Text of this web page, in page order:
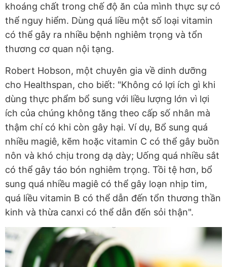
khoáng chất trong chế độ ăn của mình thực sự có
thể nguy hiểm. Dùng quá liều một số loại vitamin
có thể gây ra nhiều bệnh nghiêm trọng và tổn
thương cơ quan nội tạng.
Robert Hobson, một chuyên gia về dinh dưỡng
cho Healthspan, cho biết: "Không có lợi ích gì khi
dùng thực phẩm bổ sung với liều lượng lớn vì lợi
ích của chúng không tăng theo cấp số nhân mà
thậm chí có khi còn gây hại. Ví dụ, Bổ sung quá
nhiều magiê, kẽm hoặc vitamin C có thể gây buồn
nôn và khó chịu trong dạ dày; Uống quá nhiều sắt
có thể gây táo bón nghiêm trọng. Tồi tệ hơn, bổ
sung quá nhiều magiê có thể gây loạn nhịp tim,
quá liều vitamin B có thể dẫn đến tổn thương thần
kinh và thừa canxi có thể dẫn đến sỏi thận".